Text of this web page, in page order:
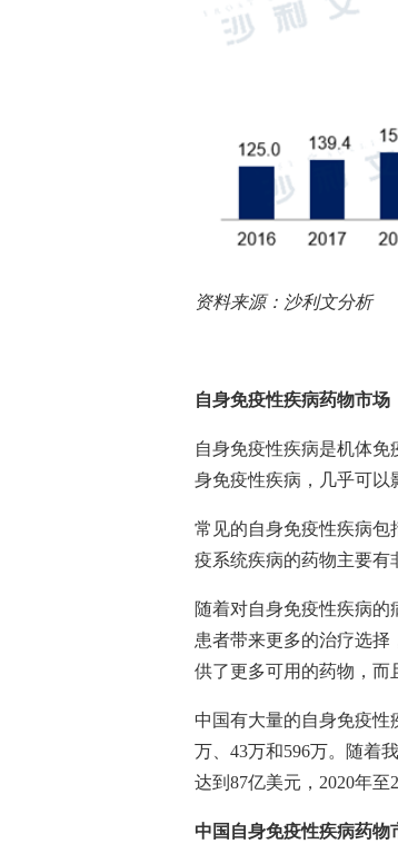
资料来源：沙利文分析
自身免疫性疾病药物市场
自身免疫性疾病是机体
身免疫性疾病，几乎可以
常见的自身免疫性疾病包
疫系统疾病的药物主要有
随着对自身免疫性疾病
患者带来更多的治疗选择
供了更多可用的药物，而
中国有大量的自身免疫性
万、 43万和596万。随着
达到 87亿美元， 2020年至
中国自身免疫性疾病药物